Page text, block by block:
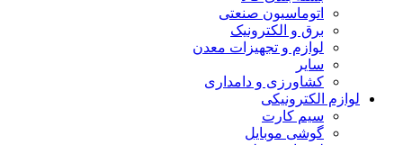
اتوماسیون صنعتی
برق و الکترونیک
لوازم و تجهیزات معدن
سایر
کشاورزی و دامداری
لوازم الکترونیکی
سیم کارت
گوشی موبایل